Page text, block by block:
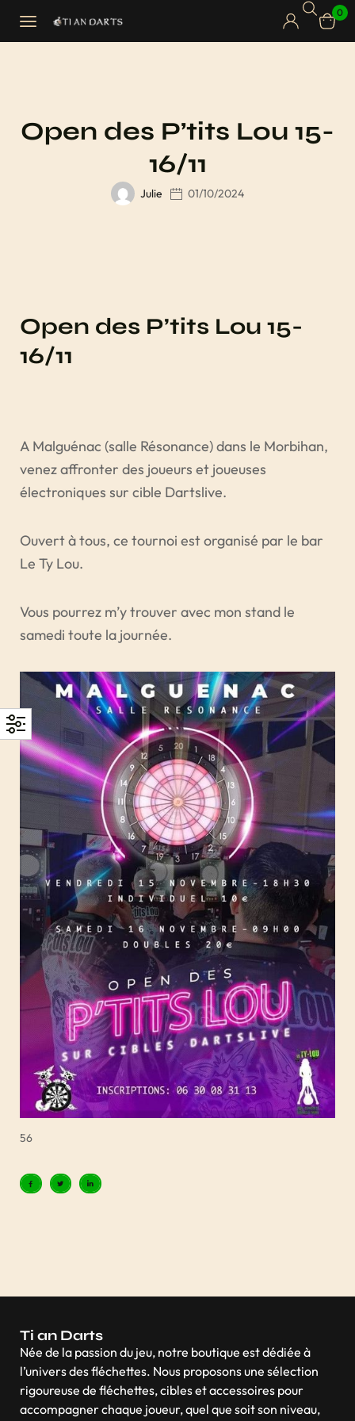
0
Open des P’tits Lou 15-
16/11
Julie 01/10/2024
Open des P’tits Lou 15-
16/11
A Malguénac (salle Résonance) dans le Morbihan,
venez affronter des joueurs et joueuses
électroniques sur cible Dartslive.
Ouvert à tous, ce tournoi est organisé par le bar
Le Ty Lou.
Vous pourrez m’y trouver avec mon stand le
samedi toute la journée.
56
Ti an Darts
Née de la passion du jeu, notre boutique est dédiée à
l’univers des fléchettes. Nous proposons une sélection
rigoureuse de fléchettes, cibles et accessoires pour
accompagner chaque joueur, quel que soit son niveau,